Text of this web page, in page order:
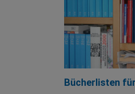
Bücherlisten